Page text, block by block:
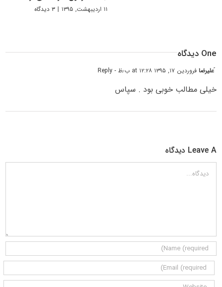
۱۱ اردیبهشت, ۱۳۹۵ | ۳ دیدگاه
One دیدگاه
َعلیرضافروردین ۱۷, ۱۳۹۵ at ۱۲:۲۸ ب٫ظ - Reply
خیلی مطالب خوبی بود . سپاس
Leave A دیدگاه
دیدگاه